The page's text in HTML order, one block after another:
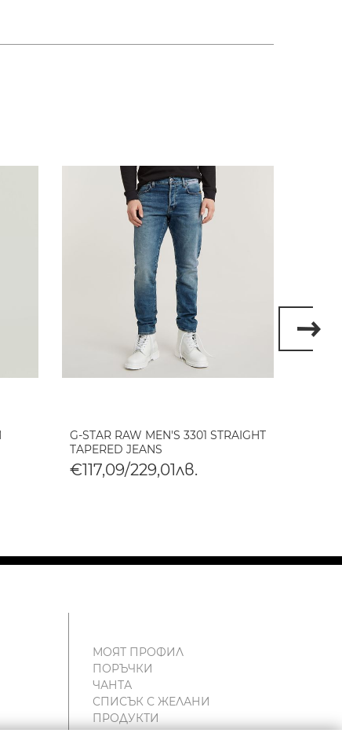
G-STAR RAW MEN'S 3301 STRAIGHT
TAPERED JEANS
€117,09/229,01лв.
МОЯТ ПРОФИЛ
ПОРЪЧКИ
ЧАНТА
СПИСЪК С ЖЕЛАНИ
ПРОДУКТИ